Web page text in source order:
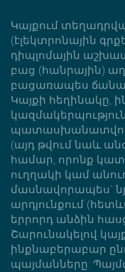
Կայքում
(էլեկտրոնային
դիպլոմային
բաց (հանրային)
բացառապես
Կայքի հեղինակը,
(այդ թվում նաև
համար, որոնք
ուղղակի կամ
մասնավորապես`
արդյունքում
երրորդ անձին
Շարունակելով
ինքնաբերաբար
պայմանները: